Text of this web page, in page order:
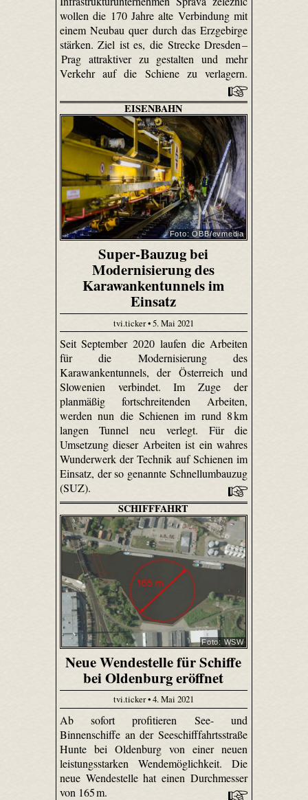
wollen die 170 Jahre alte Verbindung mit
einem Neubau quer durch das Erzgebirge
stärken. Ziel ist es, die Strecke Dresden –
Prag attraktiver zu gestalten und mehr
Verkehr auf die Schiene zu verlagern.
EISENBAHN
Foto: ÖBB/evmedia
Super-Bauzug bei
Modernisierung des
Karawankentunnels im
Einsatz
tvi.ticker • 5. Mai 2021
Seit September 2020 laufen die Arbeiten
für die Modernisierung des
Karawankentunnels, der Österreich und
Slowenien verbindet. Im Zuge der
planmäßig fortschreitenden Arbeiten,
werden nun die Schienen im rund 8 km
langen Tunnel neu verlegt. Für die
Umsetzung dieser Arbeiten ist ein wahres
Wunderwerk der Technik auf Schienen im
Einsatz, der so genannte Schnellumbauzug
(SUZ).
SCHIFFFAHRT
Foto: WSW
Neue Wendestelle für Schiffe
bei Oldenburg eröffnet
tvi.ticker • 4. Mai 2021
Ab sofort profitieren See- und
Binnenschiffe an der Seeschifffahrtsstraße
Hunte bei Oldenburg von einer neuen
leistungsstarken Wendemöglichkeit. Die
neue Wendestelle hat einen Durchmesser
von 165 m.